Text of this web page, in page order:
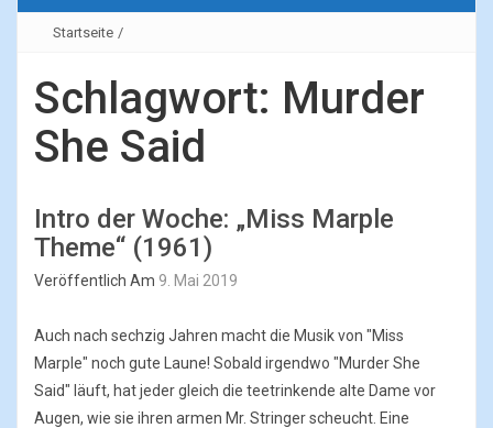
Startseite /
Schlagwort: Murder
She Said
Intro der Woche: „Miss Marple
Theme“ (1961)
Veröffentlich Am 9. Mai 2019
Auch nach sechzig Jahren macht die Musik von "Miss
Marple" noch gute Laune! Sobald irgendwo "Murder She
Said" läuft, hat jeder gleich die teetrinkende alte Dame vor
Augen, wie sie ihren armen Mr. Stringer scheucht. Eine